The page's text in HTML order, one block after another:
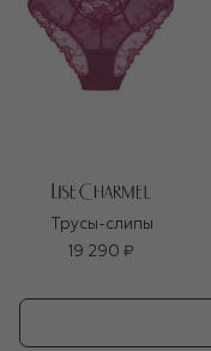
Трусы-слипы
19 290 ₽